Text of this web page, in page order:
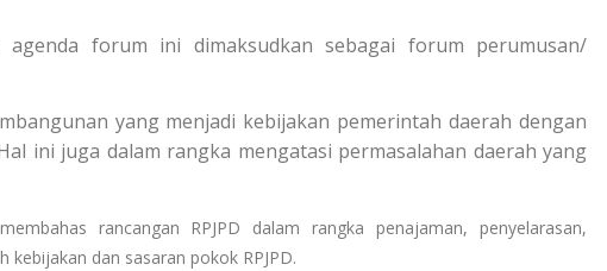
agenda forum ini dimaksudkan sebagai forum perumusan/
yang menjadi kebijakan pemerintah daerah dengan
ini juga dalam rangka mengatasi permasalahan daerah yang
membahas rancangan RPJPD dalam rangka penajaman, penyelarasan,
dan sasaran pokok RPJPD.